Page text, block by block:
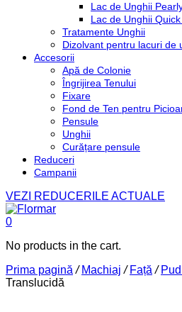
Lac de Unghii
Lac de Unghii
Tratamente Unghii
Dizolvant pentru lacuri de
Accesorii
Apă de Colonie
Îngrijirea Tenului
Fixare
Fond de Ten pentru
Pensule
Unghii
Curățare pensule
Reduceri
Campanii
VEZI REDUCERILE ACTUALE
0
No products in the cart.
Prima pagină / Machiaj / Față /
Translucidă